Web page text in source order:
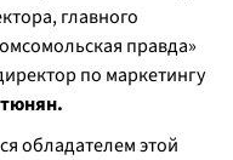
главного
правда»
по маркетингу
обладателем этой